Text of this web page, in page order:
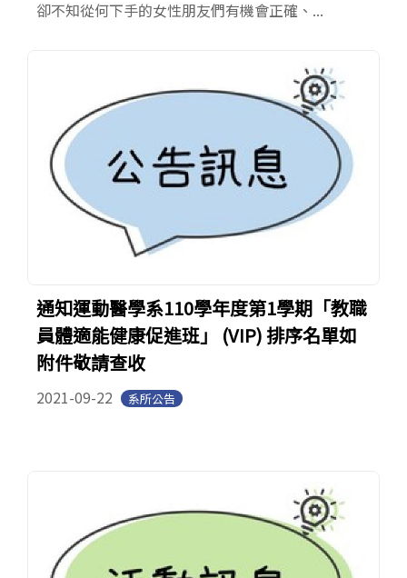
卻不知從何下手的女性朋友們有機會正確、...
通知運動醫學系110學年度第1學期「教職
員體適能健康促進班」 (VIP) 排序名單如
附件敬請查收
2021-09-22 系所公告